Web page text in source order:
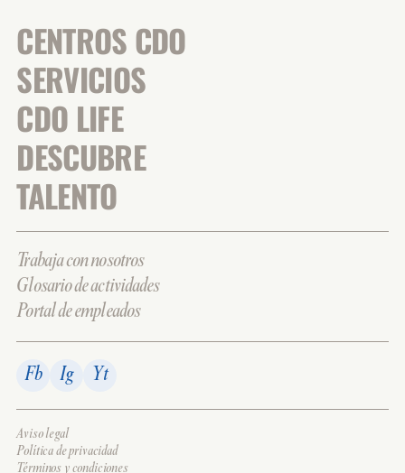
CENTROS CDO
SERVICIOS
CDO LIFE
DESCUBRE
TALENTO
Trabaja con nosotros
Glosario de actividades
Portal de empleados
Fb Ig Yt
Aviso legal
Política de privacidad
Términos y condiciones